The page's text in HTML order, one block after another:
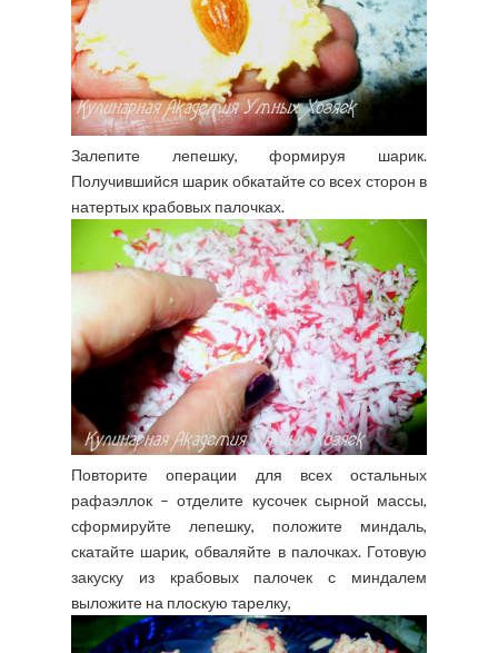
Залепите лепешку, формируя шарик.
Получившийся шарик обкатайте со всех сторон в
натертых крабовых палочках.
Повторите операции для всех остальных
рафаэллок – отделите кусочек сырной массы,
сформируйте лепешку, положите миндаль,
скатайте шарик, обваляйте в палочках. Готовую
закуску из крабовых палочек с миндалем
выложите на плоскую тарелку,